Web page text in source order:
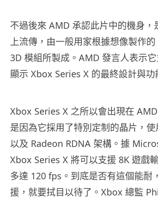
不過後來 AMD 承認此片中的機身，
上流傳，由一般用家根據想像製作
3D 模組所製成。AMD 發言人表示
顯示 Xbox Series X 的最終設計與功
Xbox Series X 之所以會出現在
是因為它採用了特別定制的晶片，
以及 Radeon RDNA 架構。據
Xbox Series X 將可以支援 8K 遊戲
多達 120 fps。到底是否有這個能耐
援，就要拭目以待了。Xbox 總監